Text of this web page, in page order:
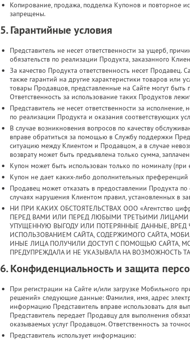
Копирование, продажа, подделка Купонов и повторное
запрещены.
5. Гарантийные условия
Представитель не несет ответственности за ущерб,
обязательств по реализации Продукта, заказанного
За качество Продукта ответственность несет Продавец.
также гарантий на другие характеристики товаров или
товары Продавцов, представленные на Сайте могут
Ответственность за использование таких Продуктов
Представитель не несет ответственности за
по реализации Продукта и оказания соответствующих
В случае возникновения вопросов по качеству
вправе обратиться за помощью в Службу поддержки
ситуацию между Клиентом и Продавцом, а в случае
возврату может быть предъявлена только сумма,
Купон может быть использован только по номиналу
Купон не дает каких-либо дополнительных преференций
Продавец может отказать в предоставлении Продукта
случаях нарушения Клиентом правил, установленных в
НИ ПРИ КАКИХ ОБСТОЯТЕЛЬСТВАХ ООО «Агентство
ПЕРЕД ВАМИ ИЛИ ПЕРЕД ЛЮБЫМИ ТРЕТЬИМИ
УПУЩЕННУЮ ВЫГОДУ ИЛИ ПОТЕРЯННЫЕ ДАННЫЕ,
ИСПОЛЬЗОВАНИЕМ САЙТА, СОДЕРЖИМОГО САЙТА,
ИНЫЕ ЛИЦА ПОЛУЧИЛИ ДОСТУП С ПОМОЩЬЮ САЙТА,
ПРЕДУПРЕЖДАЛА И НЕ УКАЗЫВАЛА НА ВОЗМОЖНОСТЬ
6. Конфиденциальность и защита
При регистрации на Сайте и/или загрузке Мобильного
решений» следующие данные: Фамилия, имя, адрес
информацию Представитель вправе использовать для
Представитель передает Продавцу для выполнения
оказываемых услуг Продавцом. Ответственность за
Представитель использует информацию: